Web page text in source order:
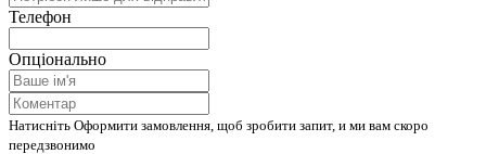
Телефон
Опціонально
Натисніть Оформити замовлення, щоб зробити запит, и ми вам скоро
передзвонимо